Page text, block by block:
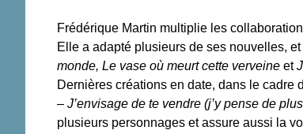
Frédérique Martin multiplie les
Elle a adapté plusieurs de ses nouvelles,
monde, Le vase où meurt cette verveine et
Dernières créations en date, dans le cadre
– J’envisage de te vendre (j’y pense de
plusieurs personnages et assure aussi la